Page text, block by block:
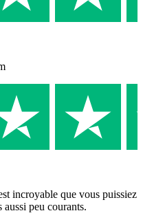
incroyable que vous puissiez
peu courants.